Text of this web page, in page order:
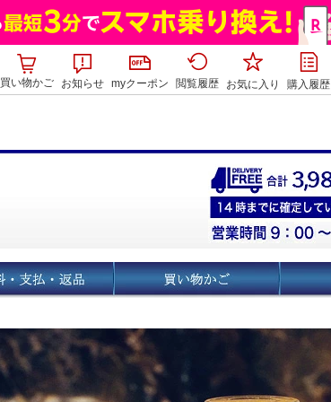
買い物かご お知らせ myクーポン 閲覧履歴 お気に入り 購入履歴